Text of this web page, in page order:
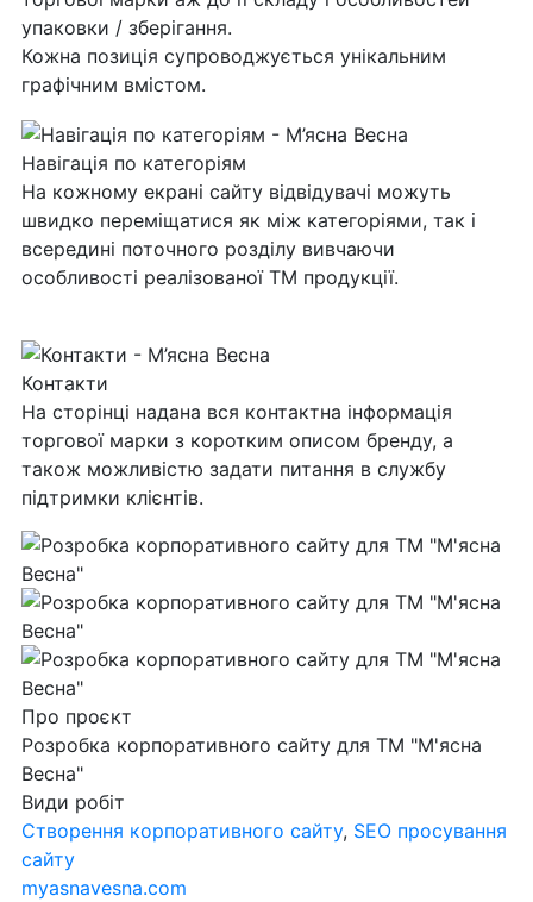
упаковки / зберігання.
Кожна позиція супроводжується унікальним
графічним вмістом.
Навігація по категоріям
На кожному екрані сайту відвідувачі можуть
швидко переміщатися як між категоріями, так і
всередині поточного розділу вивчаючи
особливості реалізованої ТМ продукції.
Контакти
На сторінці надана вся контактна інформація
торгової марки з коротким описом бренду, а
також можливістю задати питання в службу
підтримки клієнтів.
Про проєкт
Розробка корпоративного сайту для ТМ "М'ясна
Весна"
Види робіт
Створення корпоративного сайту, SEO просування
сайту
myasnavesna.com